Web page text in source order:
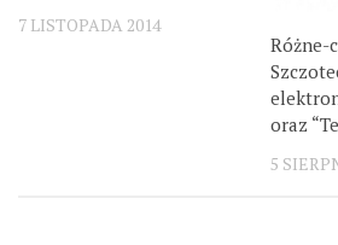
7 LISTOPADA 2014
Różne-
oraz
5